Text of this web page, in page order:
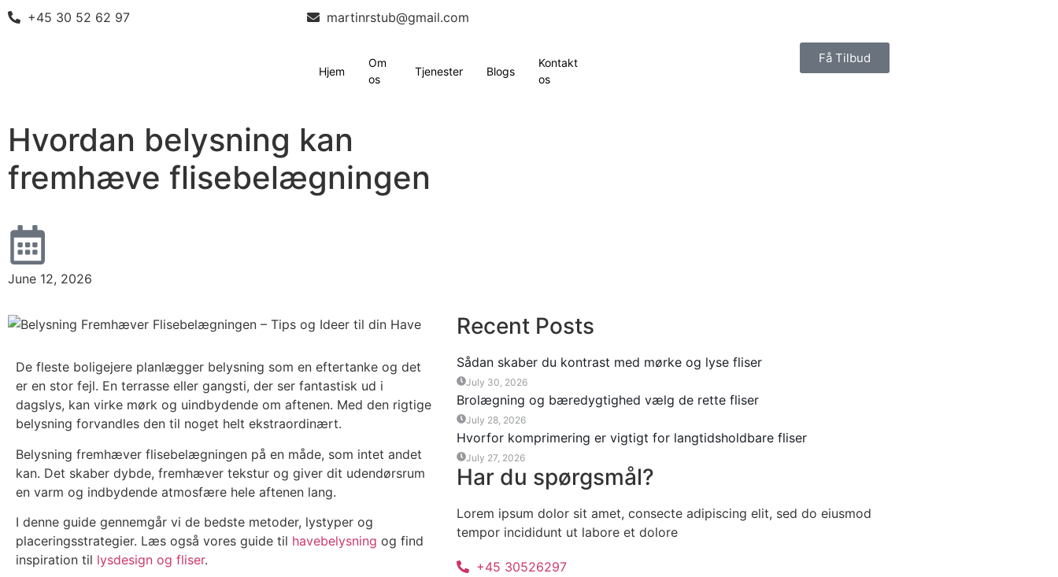
+45 30 52 62 97 martinrstub@gmail.com
Hjem
Om
os
Tjenester Blogs
Kontakt
os
Få Tilbud
Hvordan belysning kan
fremhæve flisebelægningen
June 12, 2026
De fleste boligejere planlægger belysning som en eftertanke og det
er en stor fejl. En terrasse eller gangsti, der ser fantastisk ud i
dagslys, kan virke mørk og uindbydende om aftenen. Med den rigtige
belysning forvandles den til noget helt ekstraordinært.
Belysning fremhæver flisebelægningen på en måde, som intet andet
kan. Det skaber dybde, fremhæver tekstur og giver dit udendørsrum
en varm og indbydende atmosfære hele aftenen lang.
I denne guide gennemgår vi de bedste metoder, lystyper og
placeringsstrategier. Læs også vores guide til havebelysning og find
inspiration til lysdesign og fliser.
Recent Posts
Sådan skaber du kontrast med mørke og lyse fliser
July 30, 2026
Brolægning og bæredygtighed vælg de rette fliser
July 28, 2026
Hvorfor komprimering er vigtigt for langtidsholdbare fliser
July 27, 2026
Har du spørgsmål?
Lorem ipsum dolor sit amet, consecte adipiscing elit, sed do eiusmod
tempor incididunt ut labore et dolore
+45 30526297